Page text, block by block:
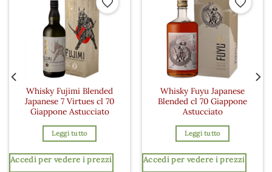
Aggiungi ai preferiti
Whisky Fujimi Blended
Japanese 7 Virtues cl 70
Giappone Astucciato
Leggi tutto
Accedi per vedere i prezzi
Whisky Fuyu Japanese
Blended cl 70 Giappone
Astucciato
Leggi tutto
Accedi per vedere i prezzi